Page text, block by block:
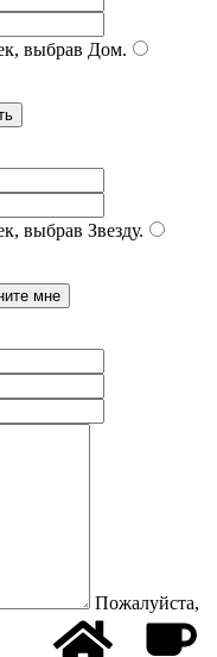
выбрав Дом.
выбрав Звезду.
Пожалуйста,